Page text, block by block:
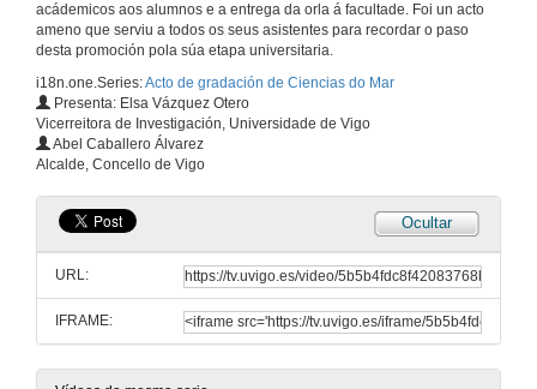
acádemicos aos alumnos e a entrega da orla á facultade. Foi un acto
ameno que serviu a todos os seus asistentes para recordar o paso
desta promoción pola súa etapa universitaria.
i18n.one.Series:Acto de gradación de Ciencias do Mar
Presenta: Elsa Vázquez Otero
Vicerreitora de Investigación, Universidade de Vigo
Abel Caballero Álvarez
Alcalde, Concello de Vigo
Ocultar
URL:
IFRAME:
Apertura do acto
19 de xuño de 2009
19 de xuño de 2009